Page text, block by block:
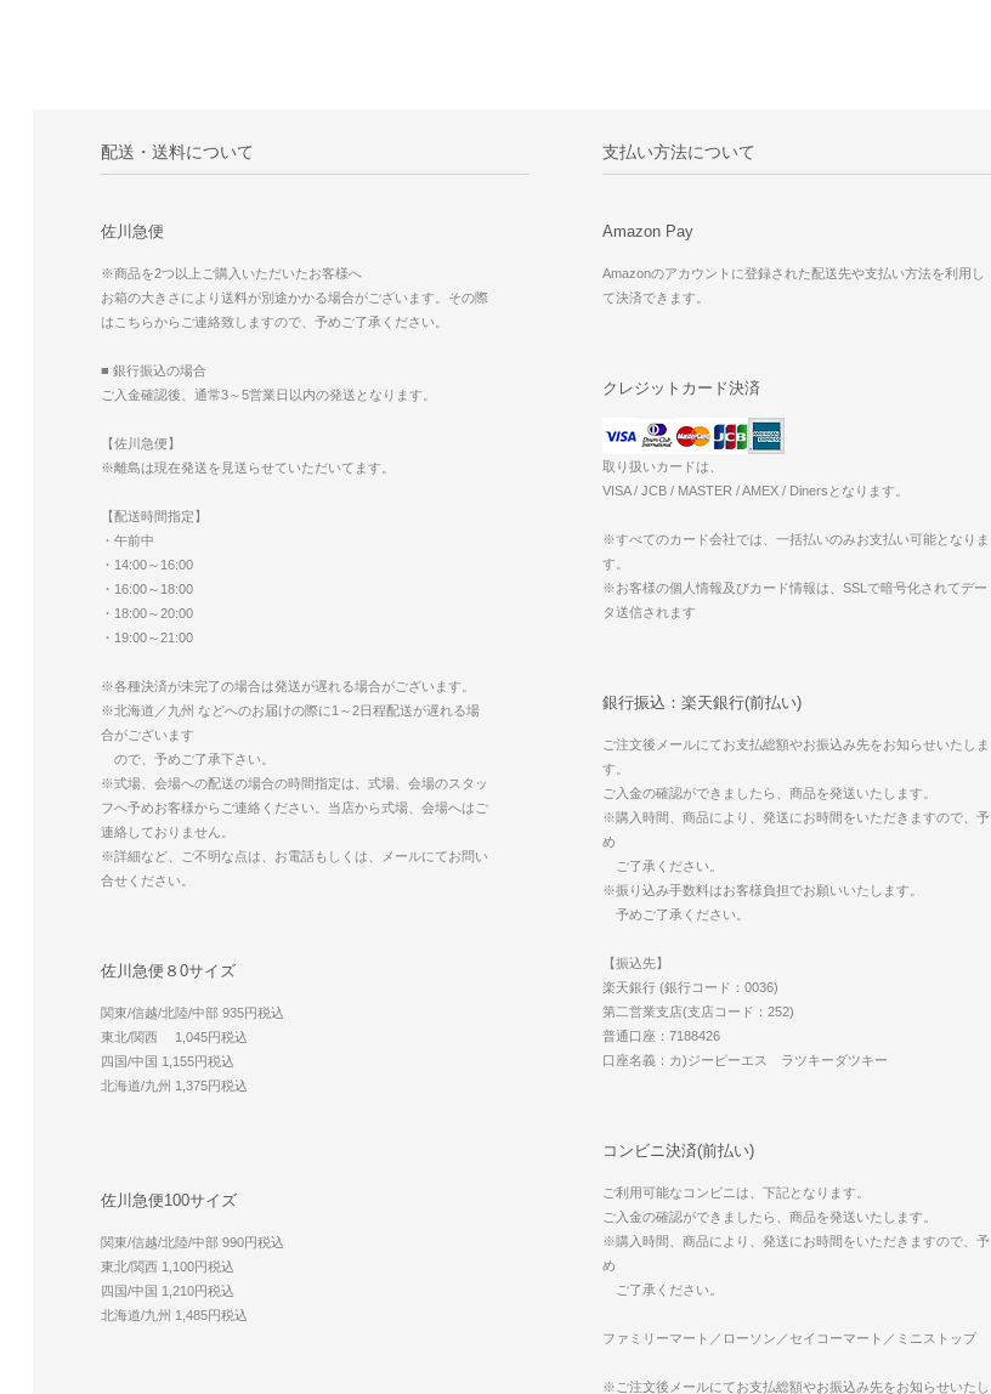
配送・送料について
佐川急便
※商品を2つ以上ご購入いただいたお客様へ
お箱の大きさにより送料が別途かかる場合がございます。その際
はこちらからご連絡致しますので、予めご了承ください。
■ 銀行振込の場合
ご入金確認後、通常3～5営業日以内の発送となります。
【佐川急便】
※離島は現在発送を見送らせていただいてます。
【配送時間指定】
・午前中
・14:00～16:00
・16:00～18:00
・18:00～20:00
・19:00～21:00
※各種決済が未完了の場合は発送が遅れる場合がございます。
※北海道／九州 などへのお届けの際に1～2日程配送が遅れる場
合がございます
ので、予めご了承下さい。
※式場、会場への配送の場合の時間指定は、式場、会場のスタッ
フへ予めお客様からご連絡ください。当店から式場、会場へはご
連絡しておりません。
※詳細など、ご不明な点は、お電話もしくは、メールにてお問い
合せください。
佐川急便８0サイズ
関東/信越/北陸/中部 935円税込
東北/関西 1,045円税込
四国/中国 1,155円税込
北海道/九州 1,375円税込
佐川急便100サイズ
関東/信越/北陸/中部 990円税込
東北/関西 1,100円税込
四国/中国 1,210円税込
北海道/九州 1,485円税込
支払い方法について
Amazon Pay
Amazonのアカウントに登録された配送先や支払い方法を利用し
て決済できます。
クレジットカード決済
取り扱いカードは、
VISA / JCB / MASTER / AMEX / Dinersとなります。
※すべてのカード会社では、一括払いのみお支払い可能となりま
す。
※お客様の個人情報及びカード情報は、SSLで暗号化されてデー
タ送信されます
銀行振込：楽天銀行(前払い)
ご注文後メールにてお支払総額やお振込み先をお知らせいたしま
す。
ご入金の確認ができましたら、商品を発送いたします。
※購入時間、商品により、発送にお時間をいただきますので、予
め
ご了承ください。
※振り込み手数料はお客様負担でお願いいたします。
予めご了承ください。
【振込先】
楽天銀行 (銀行コード：0036)
第二営業支店(支店コード：252)
普通口座：7188426
口座名義：カ)ジーピーエス ラツキーダツキー
コンビニ決済(前払い)
ご利用可能なコンビニは、下記となります。
ご入金の確認ができましたら、商品を発送いたします。
※購入時間、商品により、発送にお時間をいただきますので、予
め
ご了承ください。
ファミリーマート／ローソン／セイコーマート／ミニストップ
※ご注文後メールにてお支払総額やお振込み先をお知らせいたし